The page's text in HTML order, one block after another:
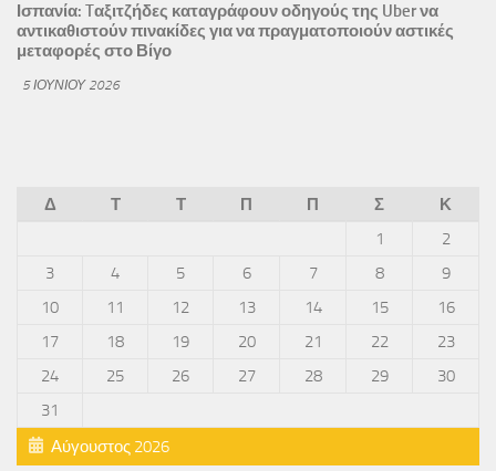
Ισπανία: Tαξιτζήδες καταγράφουν οδηγούς της Uber να
αντικαθιστούν πινακίδες για να πραγματοποιούν αστικές
μεταφορές στο Βίγο
5 ΙΟΥΝΊΟΥ 2026
Αύγουστος 2026
Δ Τ Τ Π Π Σ
Κ
1
2
3
4 5 6 7 8
9
10
11 12 13 14 15
16
17
18 19 20 21 22
23
24
25 26 27 28 29
30
31